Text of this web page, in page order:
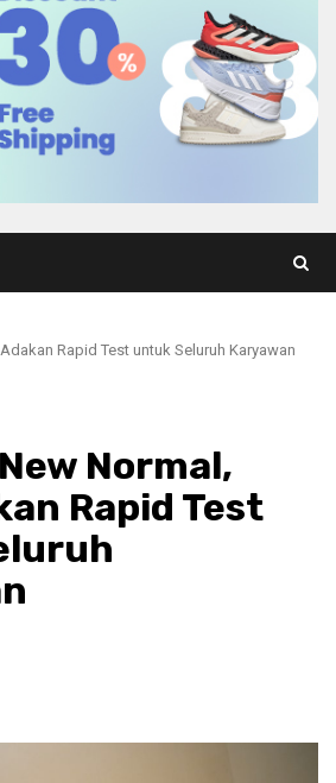
Rapid Test untuk Seluruh Karyawan
Normal,
Rapid Test